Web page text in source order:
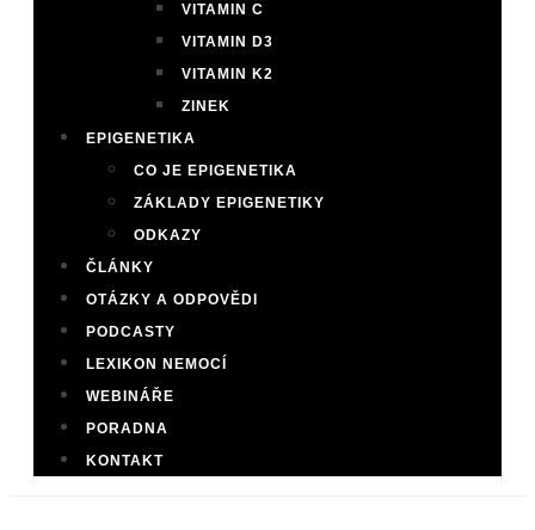
VITAMIN C
VITAMIN D3
VITAMIN K2
ZINEK
EPIGENETIKA
CO JE EPIGENETIKA
ZÁKLADY EPIGENETIKY
ODKAZY
ČLÁNKY
OTÁZKY A ODPOVĚDI
PODCASTY
LEXIKON NEMOCÍ
WEBINÁŘE
PORADNA
KONTAKT